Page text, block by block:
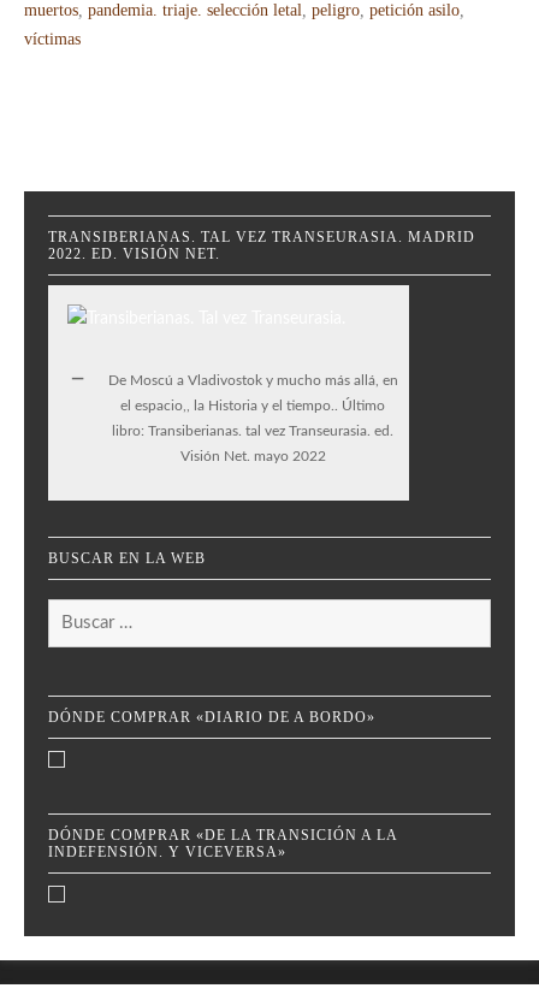
muertos, pandemia. triaje. selección letal, peligro, petición asilo,
víctimas
TRANSIBERIANAS. TAL VEZ TRANSEURASIA. MADRID
2022. ED. VISIÓN NET.
De Moscú a Vladivostok y mucho más allá, en
el espacio,, la Historia y el tiempo.. Último
libro: Transiberianas. tal vez Transeurasia. ed.
Visión Net. mayo 2022
BUSCAR EN LA WEB
Buscar:
DÓNDE COMPRAR «DIARIO DE A BORDO»
DÓNDE COMPRAR «DE LA TRANSICIÓN A LA
INDEFENSIÓN. Y VICEVERSA»